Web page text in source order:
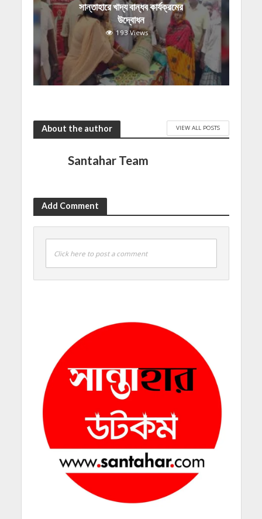
সান্তাহারে খাদ্য বান্ধব কার্যক্রমের
উদ্বোধন
193 Views
About the author VIEW ALL POSTS
Santahar Team
Add Comment
Click here to post a comment